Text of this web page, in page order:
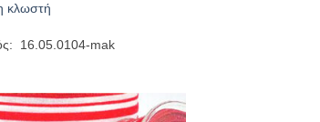
κλωστή
16.05.0104-mak